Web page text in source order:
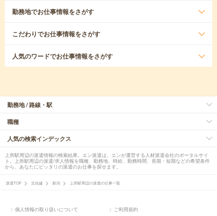
勤務地でお仕事情報をさがす
こだわりでお仕事情報をさがす
人気のワードでお仕事情報をさがす
勤務地 / 路線・駅
職種
人気の検索インデックス
上所駅周辺の派遣情報の検索結果。エン派遣は、エンが運営する人材派遣会社のポータルサイ
ト。上所駅周辺の派遣/求人情報を職種、勤務地、時給、勤務時間、長期・短期などの希望条件
から、あなたにピッタリの派遣のお仕事を探せます。
派遣TOP 北信越 新潟 上所駅周辺の派遣の仕事一覧
個人情報の取り扱いについて ご利用規約